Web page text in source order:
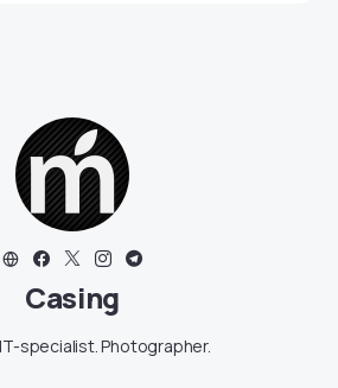
Casing
specialist. Photographer.